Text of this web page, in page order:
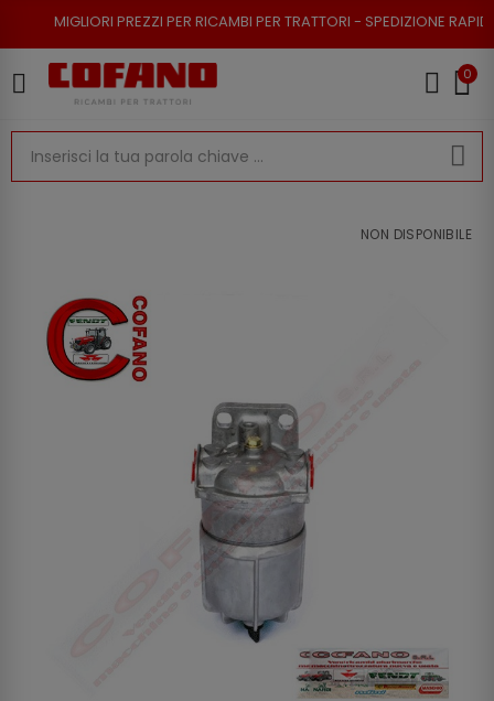
PREZZI PER RICAMBI PER TRATTORI - SPEDIZIONE RAPIDA - RESO
0
NON DISPONIBILE